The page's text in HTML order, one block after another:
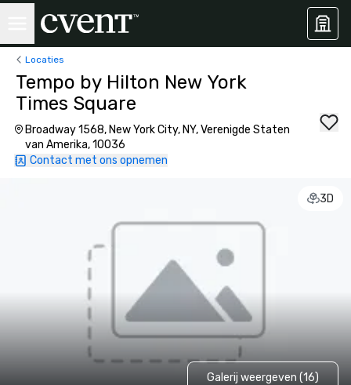
Locaties
Tempo by Hilton New York
Times Square
Broadway 1568, New York City, NY, Verenigde Staten
van Amerika, 10036
Contact met ons opnemen
3D
Galerij weergeven (16)